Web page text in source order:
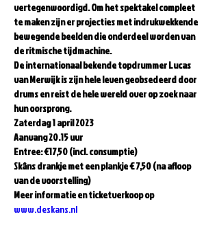
vertegenwoordigd. Om het spektakel compleet
te maken zijn er projecties met indrukwekkende
bewegende beelden die onderdeel worden van
de ritmische tijdmachine.
De internationaal bekende topdrummer Lucas
van Merwijk is zijn hele leven geobsedeerd door
drums en reist de hele wereld over op zoek naar
hun oorsprong.
Zaterdag 1 april 2023
Aanvang 20.15 uur
Entree: €17,50 (incl. consumptie)
Skâns drankje met een plankje € 7,50 (na afloop
van de voorstelling)
Meer informatie en ticketverkoop op
www.deskans.nl